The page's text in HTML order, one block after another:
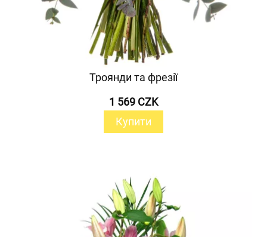
Троянди та фрезії
1 569 CZK
Купити